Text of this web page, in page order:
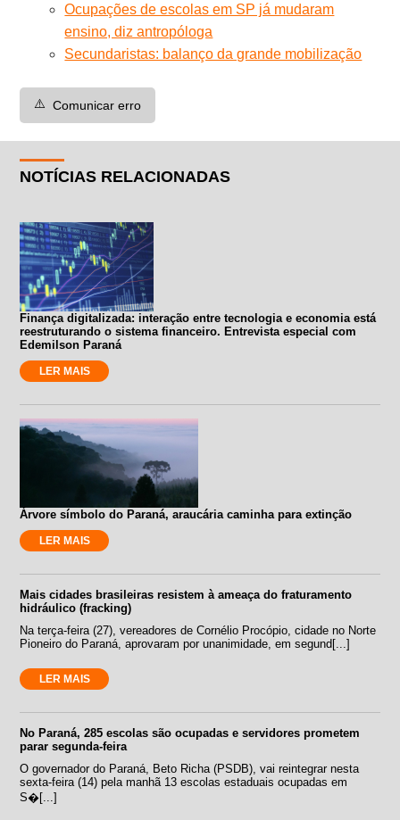
Ocupações de escolas em SP já mudaram
ensino, diz antropóloga
Secundaristas: balanço da grande mobilização
⚠️ Comunicar erro
NOTÍCIAS RELACIONADAS
Finança digitalizada: interação entre tecnologia e economia está
reestruturando o sistema financeiro. Entrevista especial com
Edemilson Paraná
LER MAIS
Árvore símbolo do Paraná, araucária caminha para extinção
LER MAIS
Mais cidades brasileiras resistem à ameaça do fraturamento
hidráulico (fracking)
Na terça-feira (27), vereadores de Cornélio Procópio, cidade no Norte
Pioneiro do Paraná, aprovaram por unanimidade, em segund[...]
LER MAIS
No Paraná, 285 escolas são ocupadas e servidores prometem
parar segunda-feira
O governador do Paraná, Beto Richa (PSDB), vai reintegrar nesta
sexta-feira (14) pela manhã 13 escolas estaduais ocupadas em
S�[...]